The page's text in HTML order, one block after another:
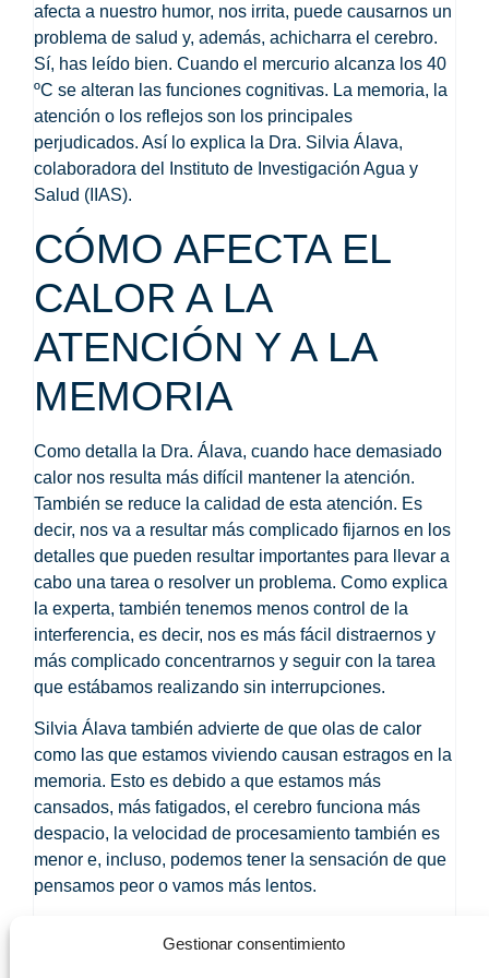
Gestionar consentimiento
afecta a nuestro humor, nos irrita, puede causarnos un
problema de salud y, además, achicharra el cerebro.
Sí, has leído bien. Cuando el mercurio alcanza los 40
ºC se alteran las funciones cognitivas. La memoria, la
atención o los reflejos son los principales
perjudicados. Así lo explica la Dra. Silvia Álava,
colaboradora del Instituto de Investigación Agua y
Salud (IIAS).
CÓMO AFECTA EL
CALOR A LA
ATENCIÓN Y A LA
MEMORIA
Como detalla la Dra. Álava, cuando hace demasiado
calor nos resulta más difícil mantener la atención.
También se reduce la calidad de esta atención. Es
decir, nos va a resultar más complicado fijarnos en los
detalles que pueden resultar importantes para llevar a
cabo una tarea o resolver un problema. Como explica
la experta, también tenemos menos control de la
interferencia, es decir, nos es más fácil distraernos y
más complicado concentrarnos y seguir con la tarea
que estábamos realizando sin interrupciones.
Silvia Álava también advierte de que olas de calor
como las que estamos viviendo causan estragos en la
memoria. Esto es debido a que estamos más
cansados, más fatigados,el cerebro funciona más
despacio, la velocidad de procesamiento también es
menor e, incluso, podemos tener la sensación de que
pensamos peor o vamos más lentos.
algo que debemos tener muy en cuenta, sobre todo si